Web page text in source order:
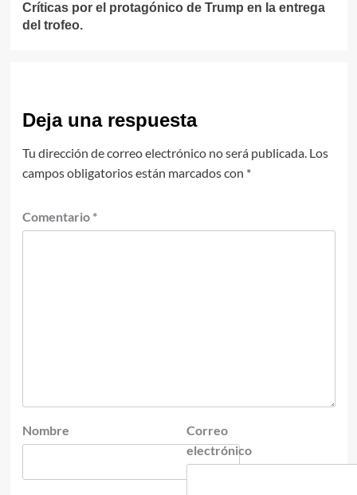
Críticas por el protagónico de Trump en la entrega
del trofeo.
Deja una respuesta
Tu dirección de correo electrónico no será publicada. Los
campos obligatorios están marcados con *
Comentario *
Nombre
Correo
electrónico